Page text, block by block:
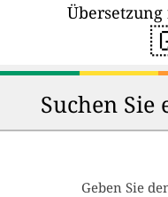
Suchen Sie
Geben Sie